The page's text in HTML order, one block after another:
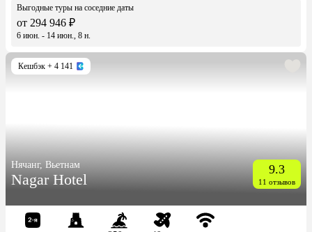
Выгодные туры на соседние даты
от 294 946 ₽
6 июн. - 14 июн., 8 н.
Кешбэк + 4 141
Нячанг, Вьетнам
Nagar Hotel
9.3
11 отзывов